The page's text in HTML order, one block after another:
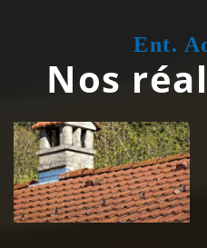
Ent.
Nos
Couvreur
zingueur 39
Jura